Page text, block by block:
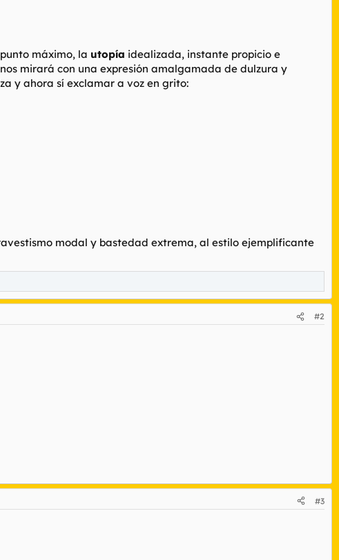
máximo, la utopía idealizada, instante propicio e
mirará con una expresión amalgamada de dulzura y
y ahora sí exclamar a voz en grito:
modal y bastedad extrema, al estilo ejemplificante
#2
#3